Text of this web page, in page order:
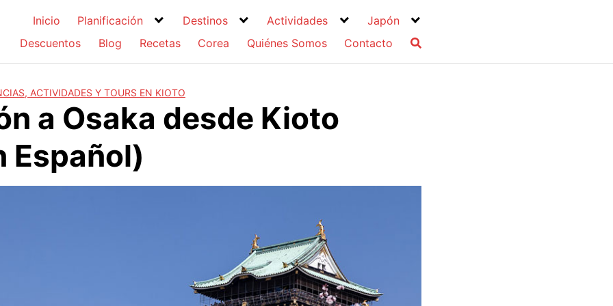
Inicio Planificación Destinos Actividades
Japón
Descuentos
Blog Recetas Corea Quiénes Somos Contacto
ACTIVIDADES Y TOURS EN KIOTO
a Osaka desde Kioto
Español)